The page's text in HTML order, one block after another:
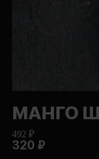
МАНГО
492 ₽
320 ₽